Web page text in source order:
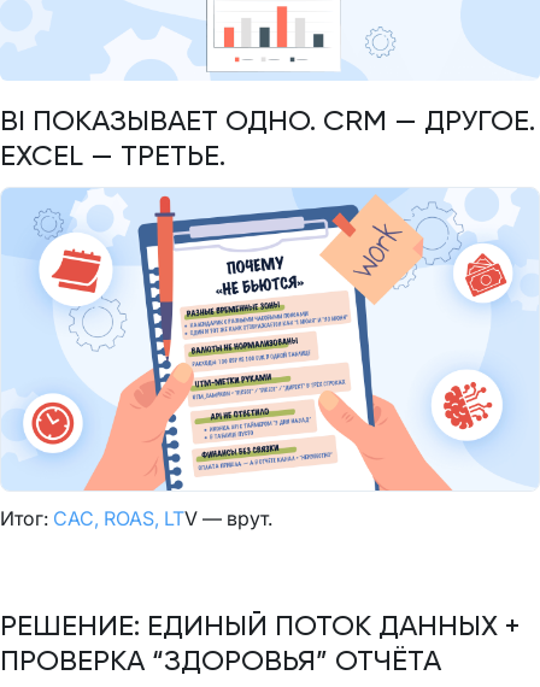
BI ПОКАЗЫВАЕТ ОДНО. CRM — ДРУГОЕ.
EXCEL — ТРЕТЬЕ.
Итог: CAC, ROAS, LTV — врут.
РЕШЕНИЕ: ЕДИНЫЙ ПОТОК ДАННЫХ +
ПРОВЕРКА “ЗДОРОВЬЯ” ОТЧЁТА